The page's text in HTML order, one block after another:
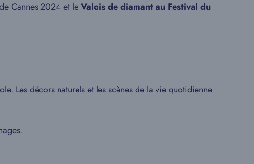
Cannes 2024 et leValois de diamant au Festival du
Les décors naturels et les scènes de la vie quotidienne